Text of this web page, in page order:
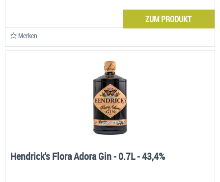
ZUM PRODUKT
Merken
Hendrick's Flora Adora Gin - 0.7L - 43,4%